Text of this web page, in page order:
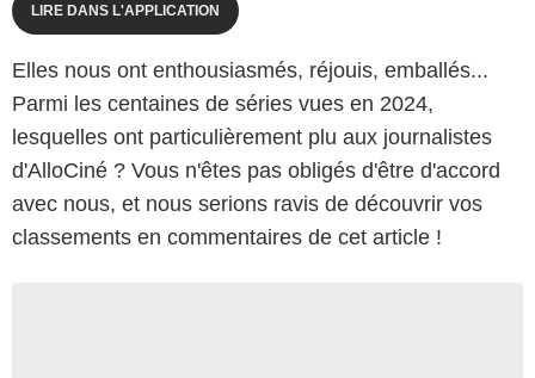
LIRE DANS L'APPLICATION
Elles nous ont enthousiasmés, réjouis, emballés...
Parmi les centaines de séries vues en 2024,
lesquelles ont particulièrement plu aux journalistes
d'AlloCiné ? Vous n'êtes pas obligés d'être d'accord
avec nous, et nous serions ravis de découvrir vos
classements en commentaires de cet article !